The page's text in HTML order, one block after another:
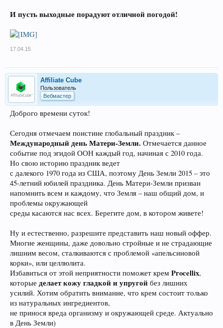
И пусть выходные порадуют отличной погодой!
17.04.15
Affiliate Cube
Пользователь
Вебмастер
Доброго времени суток!
Сегодня отмечаем поистине глобальный праздник –
Международный день Матери-Земли. Отмечается данное
событие под эгидой ООН каждый год, начиная с 2010 года.
Но свою историю праздник ведет
с далекого 1970 года из США, поэтому День Земли 2015 – это
45-летний юбилей праздника. День Матери-Земли призван
напомнить всем и каждому, что Земля – наш общий дом, и
проблемы окружающей
среды касаются нас всех. Берегите дом, в котором живете!
Ну и естественно, разрешите представить наш новый оффер.
Многие женщины, даже довольно стройные и не страдающие
лишним весом, сталкиваются с проблемой «апельсиновой
корки», или целлюлита.
Избавиться от этой неприятности поможет крем Procellix,
которые делает кожу гладкой и упругой без лишних
усилий. Хотим обратить внимание, что крем состоит только
из натуральных ингредиентов,
не принося вреда организму и окружающей среде. Актуально
в День Земли)